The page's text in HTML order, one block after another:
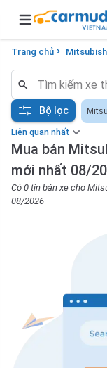
Open main menu
Trang chủ
Liên quan nhất
Mua bán
mới nhất 08/
Có 0 tin bán xe cho
08/2026
Bộ lọc